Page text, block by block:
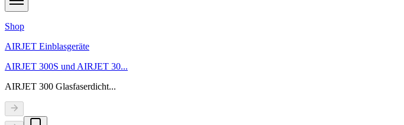
Shop
AIRJET Einblasgeräte
AIRJET 300S und AIRJET 30...
AIRJET 300 Glasfaserdicht...